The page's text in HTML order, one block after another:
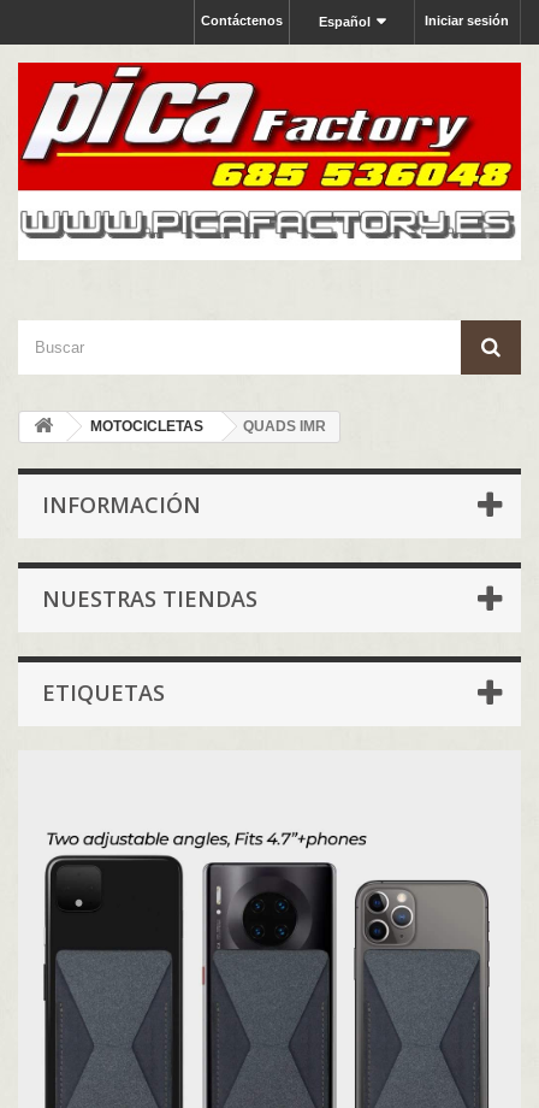
Iniciar sesión
Español
Contáctenos
MOTOCICLETAS QUADS IMR
INFORMACIÓN
NUESTRAS TIENDAS
ETIQUETAS